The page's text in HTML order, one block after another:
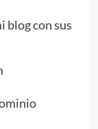
blog con sus